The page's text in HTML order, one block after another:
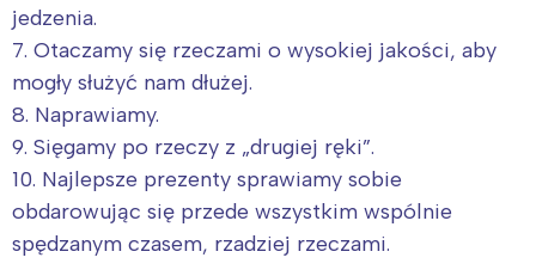
jedzenia.
7. Otaczamy się rzeczami o wysokiej jakości, aby
mogły służyć nam dłużej.
8. Naprawiamy.
9. Sięgamy po rzeczy z „drugiej ręki”.
10. Najlepsze prezenty sprawiamy sobie
obdarowując się przede wszystkim wspólnie
spędzanym czasem, rzadziej rzeczami.